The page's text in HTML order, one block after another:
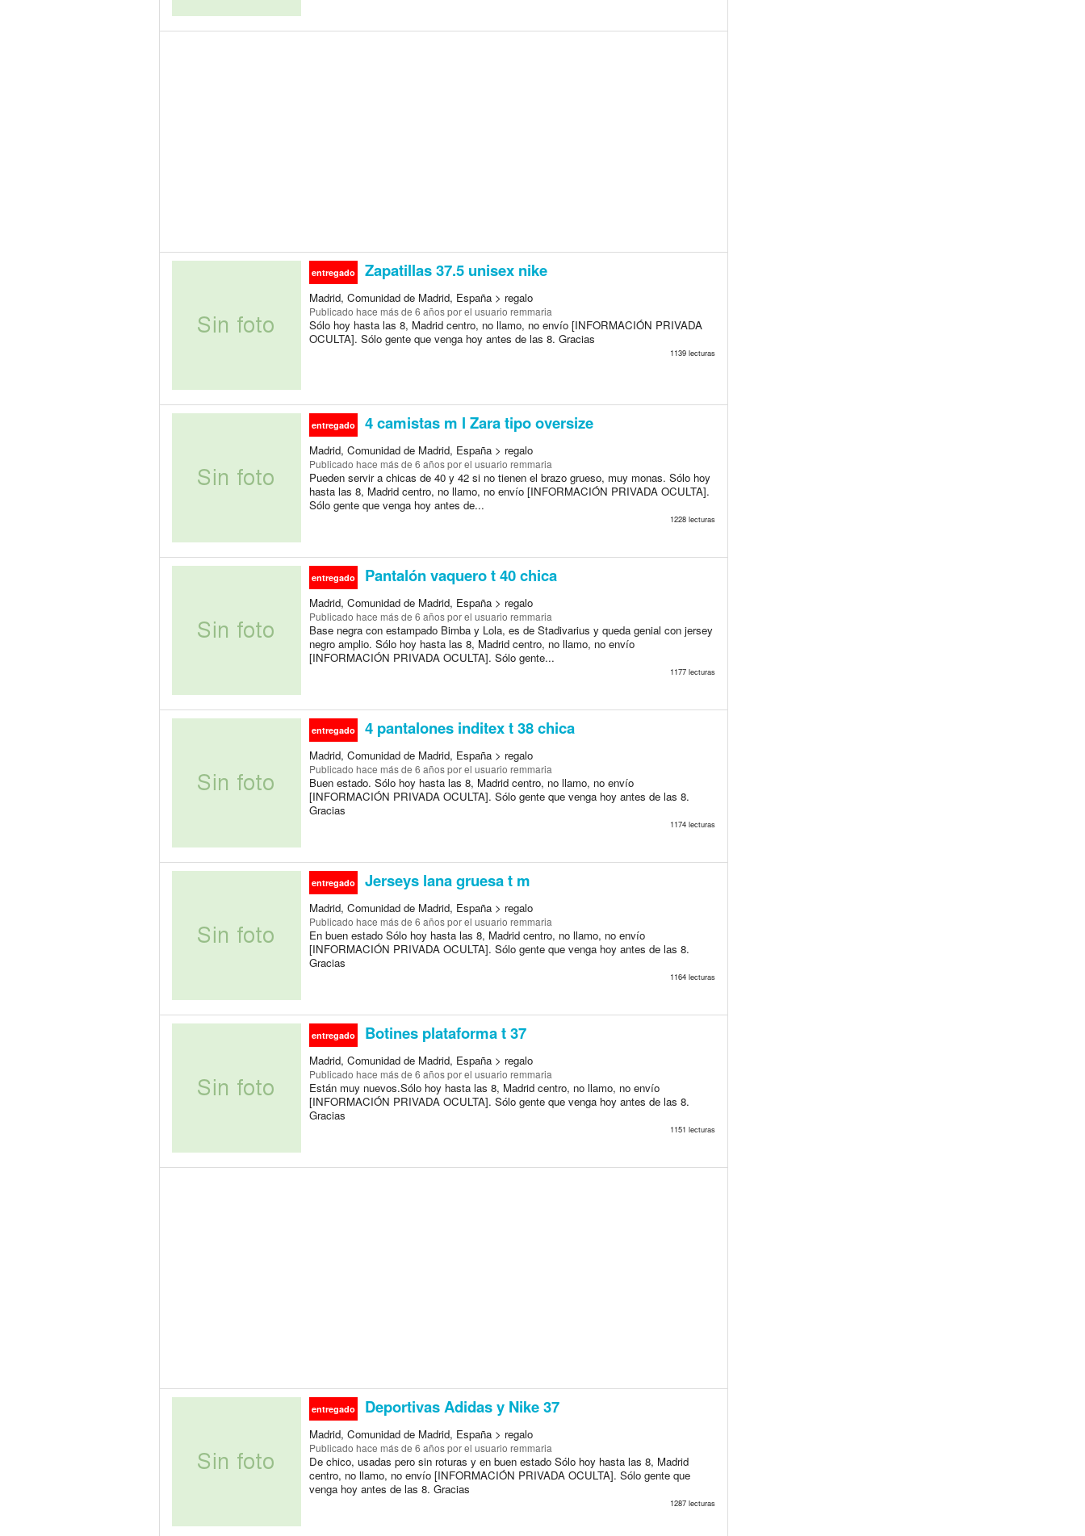
entregado Zapatillas 37.5 unisex nike
Madrid, Comunidad de Madrid, España > regalo
Publicado hace más de 6 añospor el usuario remmaria
Sólo hoy hasta las 8, Madrid centro, no llamo, no envío [INFORMACIÓN PRIVADA
OCULTA]. Sólo gente que venga hoy antes de las 8. Gracias
1139 lecturas
entregado 4 camistas m l Zara tipo oversize
Madrid, Comunidad de Madrid, España > regalo
Publicado hace más de 6 añospor el usuario remmaria
Pueden servir a chicas de 40 y 42 si no tienen el brazo grueso, muy monas. Sólo hoy
hasta las 8, Madrid centro, no llamo, no envío [INFORMACIÓN PRIVADA OCULTA].
Sólo gente que venga hoy antes de...
1228 lecturas
entregado Pantalón vaquero t 40 chica
Madrid, Comunidad de Madrid, España > regalo
Publicado hace más de 6 añospor el usuario remmaria
Base negra con estampado Bimba y Lola, es de Stadivarius y queda genial con jersey
negro amplio. Sólo hoy hasta las 8, Madrid centro, no llamo, no envío
[INFORMACIÓN PRIVADA OCULTA]. Sólo gente...
1177 lecturas
entregado 4 pantalones inditex t 38 chica
Madrid, Comunidad de Madrid, España > regalo
Publicado hace más de 6 añospor el usuario remmaria
Buen estado. Sólo hoy hasta las 8, Madrid centro, no llamo, no envío
[INFORMACIÓN PRIVADA OCULTA]. Sólo gente que venga hoy antes de las 8.
Gracias
1174 lecturas
entregado Jerseys lana gruesa t m
Madrid, Comunidad de Madrid, España > regalo
Publicado hace más de 6 añospor el usuario remmaria
En buen estado Sólo hoy hasta las 8, Madrid centro, no llamo, no envío
[INFORMACIÓN PRIVADA OCULTA]. Sólo gente que venga hoy antes de las 8.
Gracias
1164 lecturas
entregado Botines plataforma t 37
Madrid, Comunidad de Madrid, España > regalo
Publicado hace más de 6 añospor el usuario remmaria
Están muy nuevos.Sólo hoy hasta las 8, Madrid centro, no llamo, no envío
[INFORMACIÓN PRIVADA OCULTA]. Sólo gente que venga hoy antes de las 8.
Gracias
1151 lecturas
entregado Deportivas Adidas y Nike 37
Madrid, Comunidad de Madrid, España > regalo
Publicado hace más de 6 añospor el usuario remmaria
De chico, usadas pero sin roturas y en buen estado Sólo hoy hasta las 8, Madrid
centro, no llamo, no envío [INFORMACIÓN PRIVADA OCULTA]. Sólo gente que
venga hoy antes de las 8. Gracias
1287 lecturas